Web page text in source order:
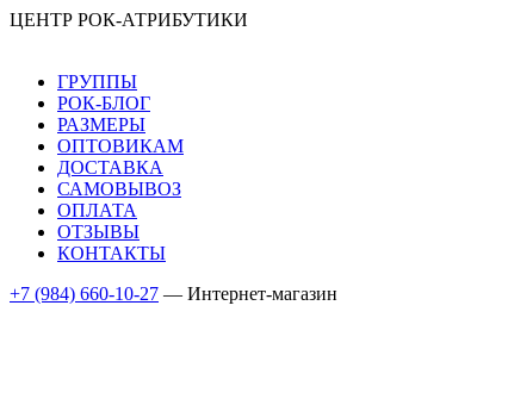
ЦЕНТР РОК-АТРИБУТИКИ
ГРУППЫ
РОК-БЛОГ
РАЗМЕРЫ
ОПТОВИКАМ
ДОСТАВКА
САМОВЫВОЗ
ОПЛАТА
ОТЗЫВЫ
КОНТАКТЫ
+7 (984) 660-10-27 — Интернет-магазин